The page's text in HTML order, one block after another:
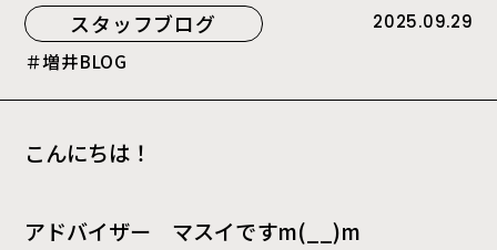
スタッフブログ
増井BLOG
2025.09.29
こんにちは！
アドバイザー マスイですm(__)m